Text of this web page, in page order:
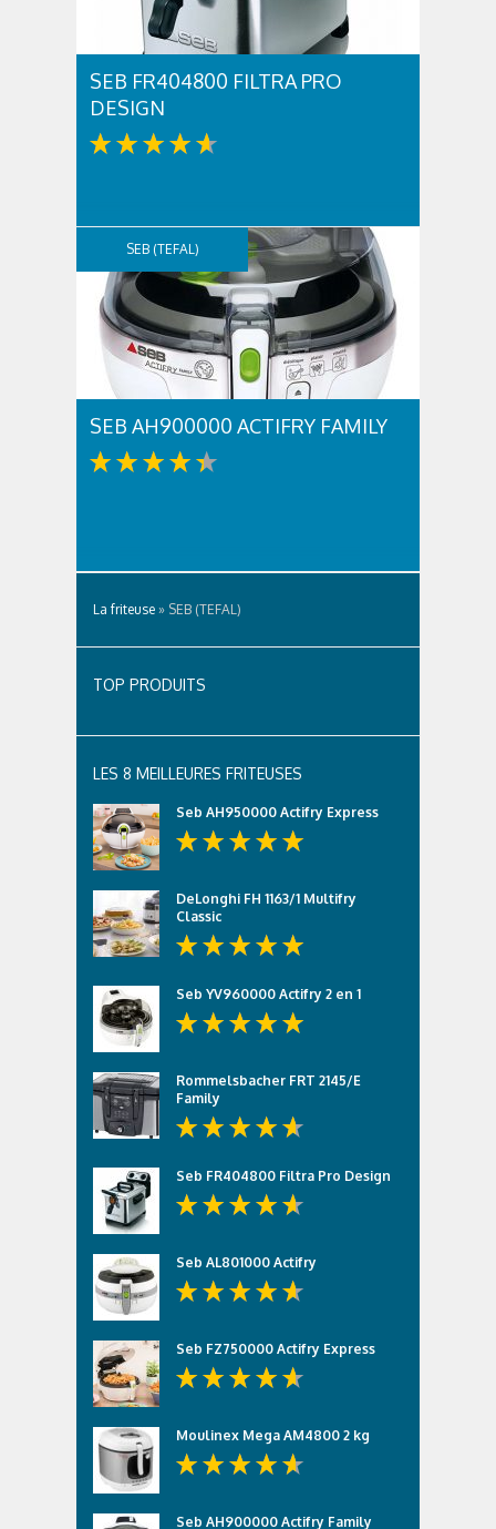
SEB FR404800 FILTRA PRO
DESIGN
SEB (TEFAL)
SEB AH900000 ACTIFRY FAMILY
La friteuse » SEB (TEFAL)
TOP PRODUITS
LES 8 MEILLEURES FRITEUSES
Seb AH950000 Actifry Express
DeLonghi FH 1163/1 Multifry
Classic
Seb YV960000 Actifry 2 en 1
Rommelsbacher FRT 2145/E
Family
Seb FR404800 Filtra Pro Design
Seb AL801000 Actifry
Seb FZ750000 Actifry Express
Moulinex Mega AM4800 2 kg
Seb AH900000 Actifry Family